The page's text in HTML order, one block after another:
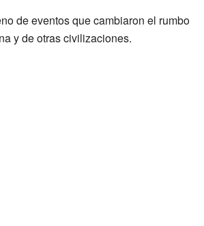
de eventos que cambiaron el rumbo
y de otras civilizaciones.